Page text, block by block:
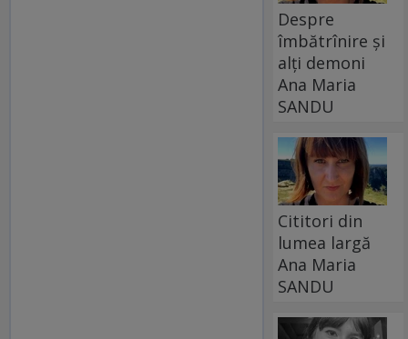
Despre
îmbătrînire și
alți demoni
Ana Maria
SANDU
Cititori din
lumea largă
Ana Maria
SANDU